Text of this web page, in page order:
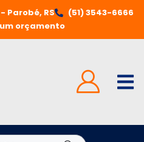
Parobé, RS
(51) 3543-6666
orçamento